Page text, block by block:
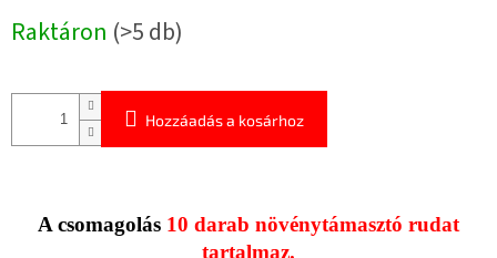
Raktáron (>5 db)
Hozzáadás a kosárhoz
A csomagolás 10 darab növénytámasztó rudat
tartalmaz.